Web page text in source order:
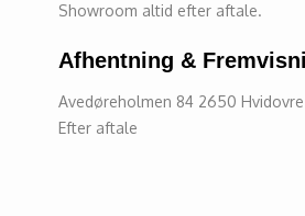
Showroom altid efter aftale.
Afhentning &
Avedøreholmen 84 2650 Hvidovre
Efter aftale